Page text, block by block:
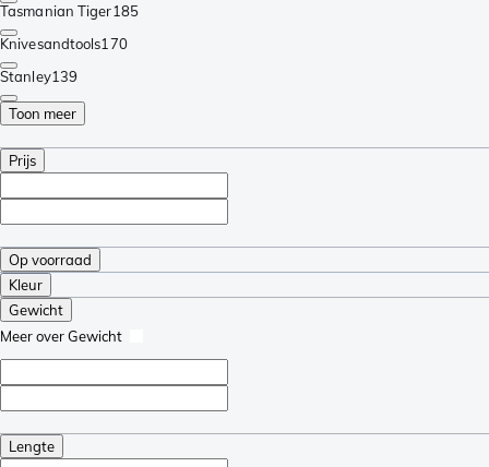
Tasmanian Tiger185
Knivesandtools170
Stanley139
Toon meer
Prijs
Op voorraad
Kleur
Gewicht
Meer over Gewicht
Lengte